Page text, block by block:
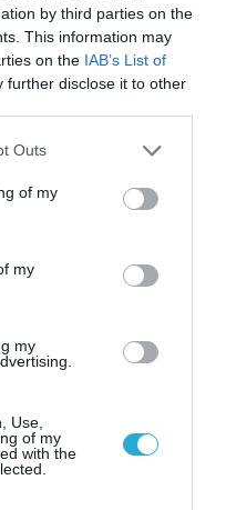
by third parties on the
This information may
on the IAB’s List of
further disclose it to other
one or more Google
You may click to
its third-party tags to
in below Google
Outs
of my
my
my
Use,
of my
with the
«κυνηγούν» τον